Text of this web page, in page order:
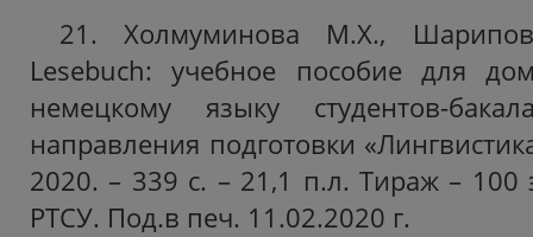
21. Холмуминова М.Х.,
Lesebuch: учебное пособие для
немецкому языку студентов-
направления подготовки
2020. – 339 с. – 21,1 п.л. Тираж –
РТСУ. Под.в печ. 11.02.2020 г.